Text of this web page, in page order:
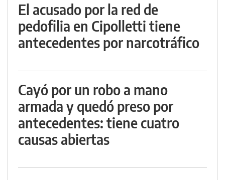
El acusado por la red de
pedofilia en Cipolletti tiene
antecedentes por narcotráfico
Cayó por un robo a mano
armada y quedó preso por
antecedentes: tiene cuatro
causas abiertas